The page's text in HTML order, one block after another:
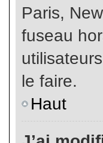
Paris,
fuseau
le faire.
Haut